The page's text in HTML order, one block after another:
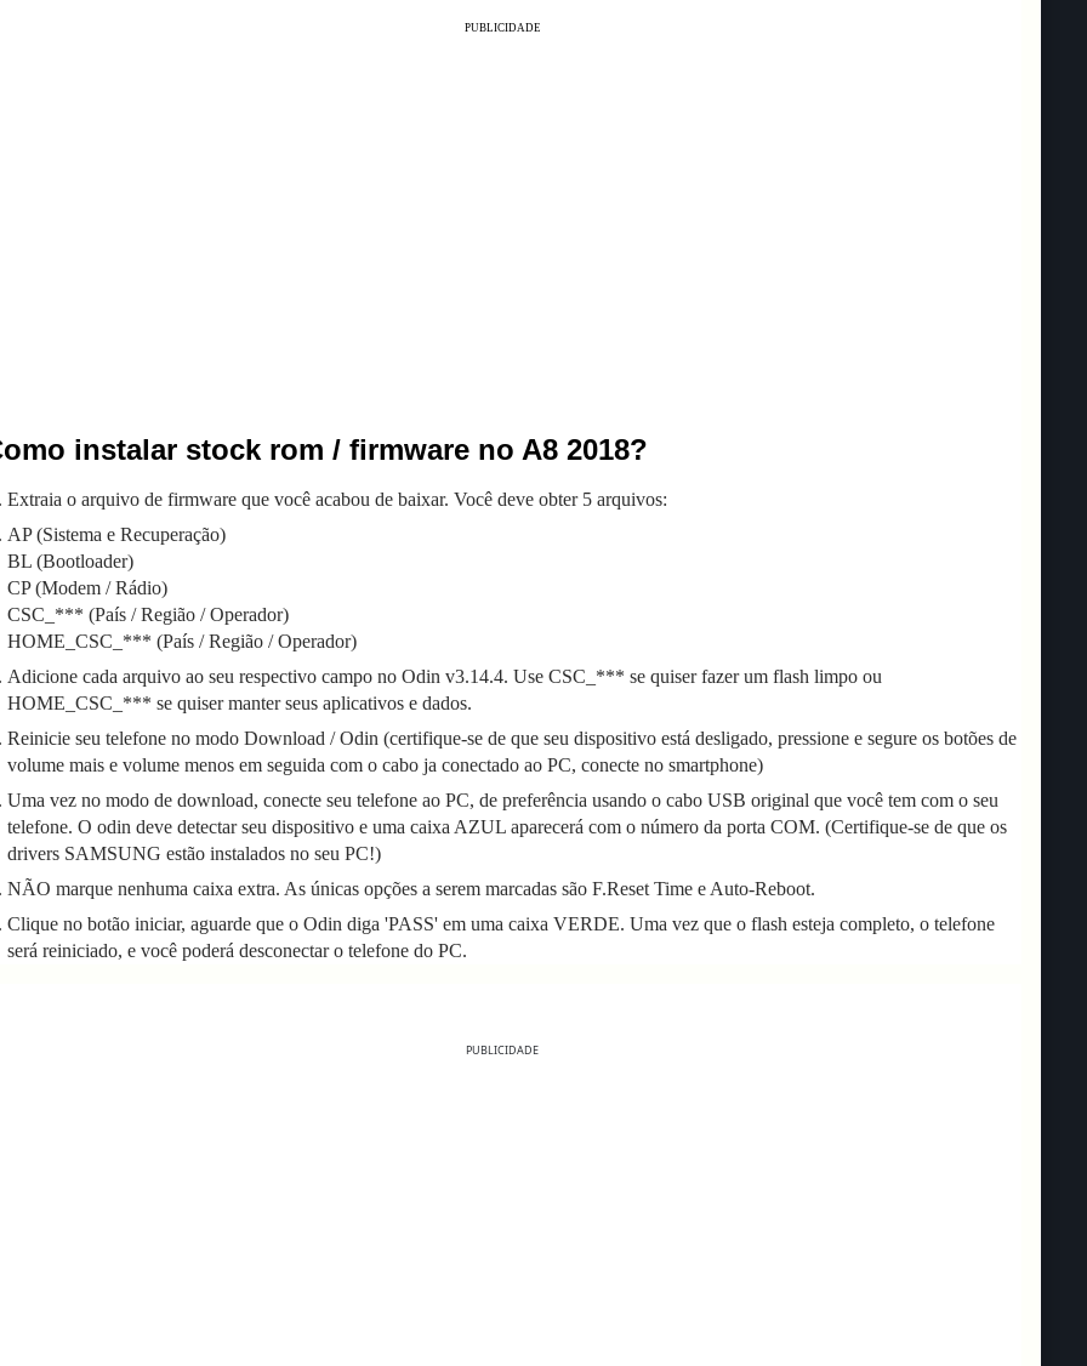
PUBLICIDADE
instalar stock rom / firmware no A8 2018?
Extraia o arquivo de firmware que você acabou de baixar. Você deve obter 5 arquivos:
AP (Sistema e Recuperação)
BL (Bootloader)
CP (Modem / Rádio)
CSC_*** (País / Região / Operador)
HOME_CSC_*** (País / Região / Operador)
Adicione cada arquivo ao seu respectivo campo no Odin v3.14.4. Use CSC_*** se quiser fazer um flash limpo ou
HOME_CSC_*** se quiser manter seus aplicativos e dados.
Reinicie seu telefone no modo Download / Odin (certifique-se de que seu dispositivo está desligado, pressione e segure os botões de
volume mais e volume menos em seguida com o cabo ja conectado ao PC, conecte no smartphone)
Uma vez no modo de download, conecte seu telefone ao PC, de preferência usando o cabo USB original que você tem com o seu
telefone. O odin deve detectar seu dispositivo e uma caixa AZUL aparecerá com o número da porta COM. (Certifique-se de que os
drivers SAMSUNG estão instalados no seu PC!)
NÃO marque nenhuma caixa extra. As únicas opções a serem marcadas são F.Reset Time e Auto-Reboot.
Clique no botão iniciar, aguarde que o Odin diga 'PASS' em uma caixa VERDE. Uma vez que o flash esteja completo, o telefone
será reiniciado, e você poderá desconectar o telefone do PC.
PUBLICIDADE